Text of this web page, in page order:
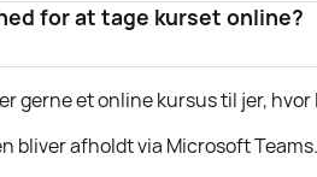
for at tage kurset online?
gerne et online kursus til jer,
bliver afholdt via Microsoft